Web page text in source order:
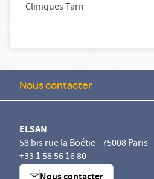
Cliniques Tarn
Nous contacter
ELSAN
58 bis rue la Boétie - 75008 Paris
+33 1 58 56 16 80